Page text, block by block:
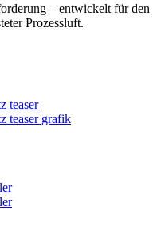
– entwickelt für den
Prozessluft.